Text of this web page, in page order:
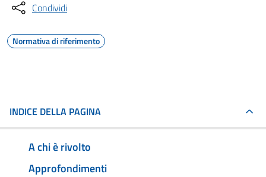
Condividi
Normativa di riferimento
INDICE DELLA PAGINA
A chi è rivolto
Approfondimenti